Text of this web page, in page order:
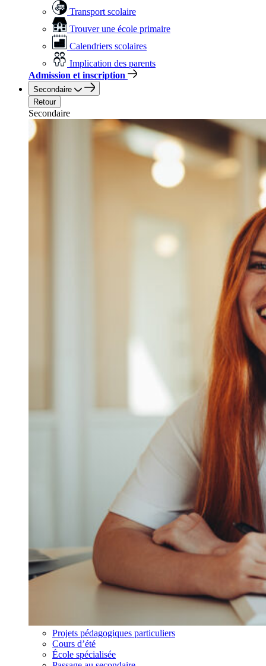
Transport scolaire
Trouver une école primaire
Calendriers scolaires
Implication des parents
Admission et inscription
Secondaire
Retour
Secondaire
Projets pédagogiques particuliers
Cours d’été
École spécialisée